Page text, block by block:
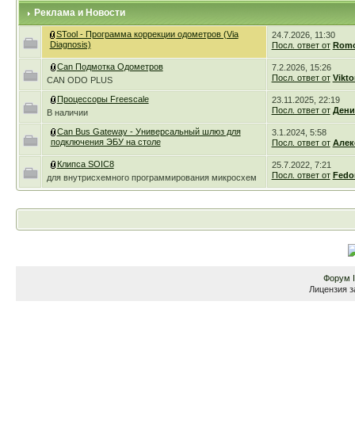
Реклама и Новости
STool - Программа коррекции одометров (Via
Diagnosis)
24.7.2026, 11:30
Посл. ответ от
Can Подмотка Одометров
CAN ODO PLUS
7.2.2026, 15:26
Посл. ответ от
Процессоры Freescale
В наличии
23.11.2025, 22:19
Посл. ответ от
Can Bus Gateway - Универсальный шлюз для
подключения ЭБУ на столе
3.1.2024, 5:58
Посл. ответ от
Клипса SOIC8
для внутрисхемного программирования микросхем
25.7.2022, 7:21
Посл. ответ от
Форум
Лицензия